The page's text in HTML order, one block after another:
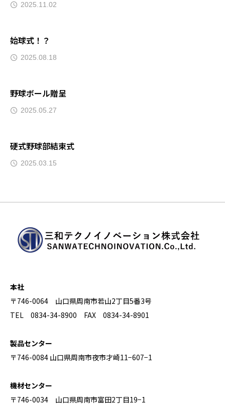
2025.11.02
始球式！？
2025.08.18
野球ボール贈呈
2025.05.27
硬式野球部結束式
2025.03.15
本社
〒746-0064 山口県周南市若山2丁目5番3号
TEL 0834-34-8900 FAX 0834-34-8901
製品センター
〒746-0084 山口県周南市夜市才崎11−607−1
機材センター
〒746-0034 山口県周南市富田2丁目19−1